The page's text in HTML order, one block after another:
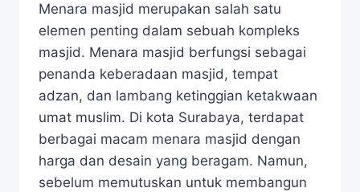
Menara masjid merupakan salah satu
elemen penting dalam sebuah kompleks
masjid. Menara masjid berfungsi sebagai
penanda keberadaan masjid, tempat
adzan, dan lambang ketinggian ketakwaan
umat muslim. Di kota Surabaya, terdapat
berbagai macam menara masjid dengan
harga dan desain yang beragam. Namun,
sebelum memutuskan untuk membangun